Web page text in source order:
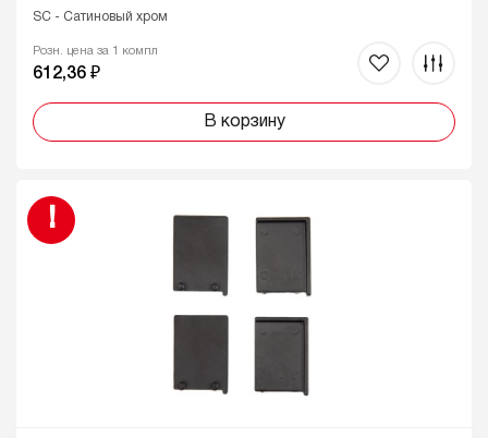
SC - Сатиновый хром
Розн. цена за 1 компл
612,36 ₽
В корзину
!